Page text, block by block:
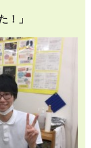
！」